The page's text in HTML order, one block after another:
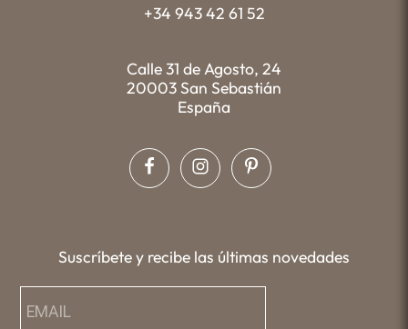
+34 943 42 61 52
Calle 31 de Agosto, 24
20003 San Sebastián
España
Suscríbete y recibe las últimas novedades